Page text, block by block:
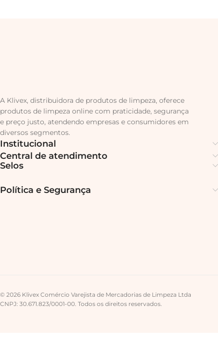
A Klivex, distribuidora de produtos de limpeza, oferece
produtos de limpeza online com praticidade, segurança
e preço justo, atendendo empresas e consumidores em
diversos segmentos.
Institucional
Central de atendimento
Selos
Política e Segurança
© 2026 Klivex Comércio Varejista de Mercadorias de Limpeza Ltda
CNPJ: 30.671.823/0001-00. Todos os direitos reservados.